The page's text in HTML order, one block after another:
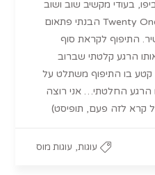
בעודי מקשיב שוב ושוב
לשיר Lane Boy של Twenty One Pilot הבנתי פתאום
התיפוף לקראת סוף
הרגע קלטתי שברוב
קטע בו התיפוף משתלט על
הרגע החלטתי… אני רוצה
קרא לזה פעם, תופיסט)
עוגות, עוגות מוס